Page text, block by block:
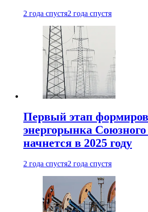
2 года спустя2 года спустя
Первый этап
энергорынка Союзного
начнется в 2025 году
2 года спустя2 года спустя